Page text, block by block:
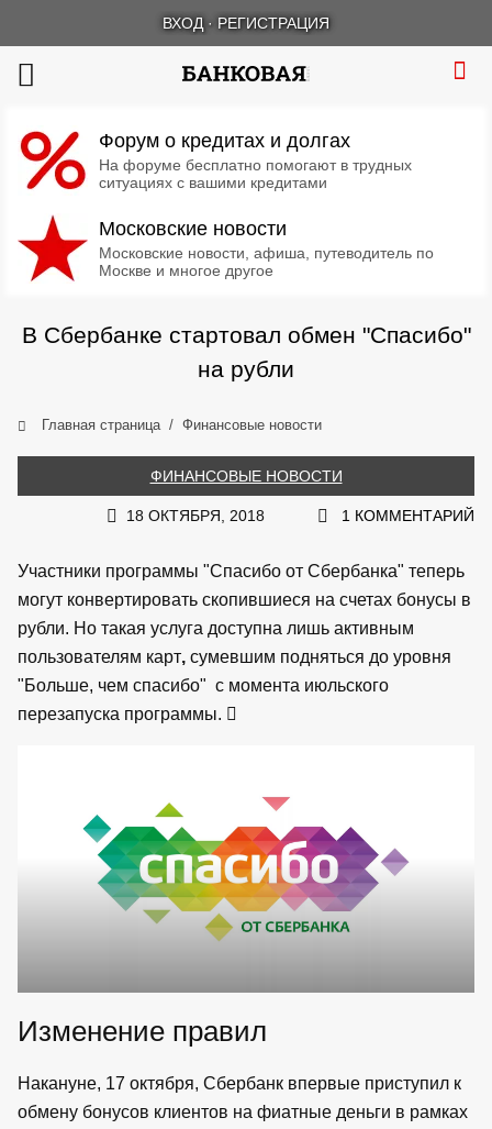
ВХОД · РЕГИСТРАЦИЯ
Форум о кредитах и долгах
На форуме бесплатно помогают в трудных
ситуациях с вашими кредитами
Московские новости
Московские новости, афиша, путеводитель по
Москве и многое другое
В Сбербанке стартовал обмен "Спасибо"
на рубли
Главная страница Финансовые новости
ФИНАНСОВЫЕ НОВОСТИ
18 ОКТЯБРЯ, 2018 1 КОММЕНТАРИЙ
Участники программы "Спасибо от Сбербанка" теперь
могут конвертировать скопившиеся на счетах бонусы в
рубли. Но такая услуга доступна лишь активным
пользователям карт, сумевшим подняться до уровня
"Больше, чем спасибо" с момента июльского
перезапуска программы.
Изменение правил
Накануне, 17 октября, Сбербанк впервые приступил к
обмену бонусов клиентов на фиатные деньги в рамках